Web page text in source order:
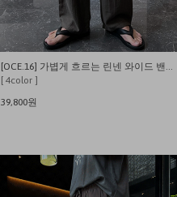
[OCE.16] 가볍게 흐르는 린넨 와이드 밴딩 팬츠
[ 4color ]
39,800원